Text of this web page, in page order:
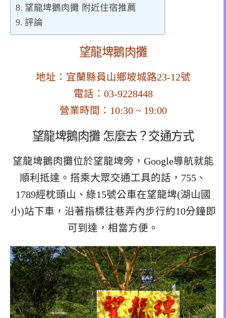
望龍埤鵝肉攤 附近住宿推薦
評論
望龍埤鵝肉攤
地址：宜蘭縣員山鄉坡城路23-12號
電話：03-9228448
營業時間：10:30 ~ 19:00
望龍埤鵝肉攤 怎麼去？交通方式
望龍埤鵝肉攤位於望龍埤旁，Google導航就能
順利抵達。搭乘大眾交通工具的話，755、
1789經枕頭山、綠15號公車在望龍埤(湖山國
小)站下車，沿著指標往巷弄內步行約10分鐘即
可到達，相當方便。